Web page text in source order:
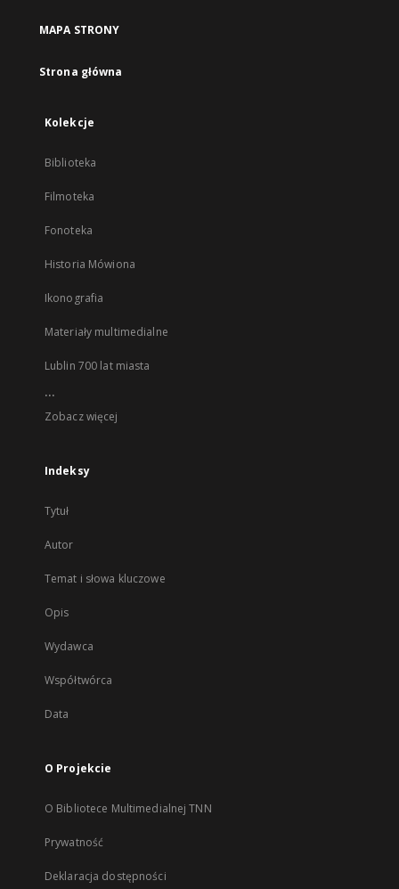
karcie
MAPA STRONY
Strona główna
Kolekcje
Biblioteka
Filmoteka
Fonoteka
Historia Mówiona
Ikonografia
Materiały multimedialne
Lublin 700 lat miasta
...
Zobacz więcej
Indeksy
Tytuł
Autor
Temat i słowa kluczowe
Opis
Wydawca
Współtwórca
Data
O Projekcie
O Bibliotece Multimedialnej TNN
Prywatność
Deklaracja dostępności